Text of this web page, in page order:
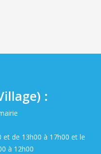
:
et de 13h00 à 17h00 et le
à 12h00